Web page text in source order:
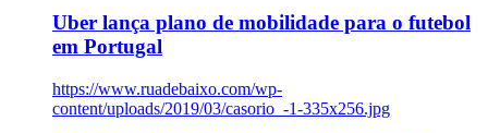
Uber lança plano de mobilidade para o futebol
em Portugal
https://www.ruadebaixo.com/wp-
content/uploads/2019/03/casorio_-1-335x256.jpg